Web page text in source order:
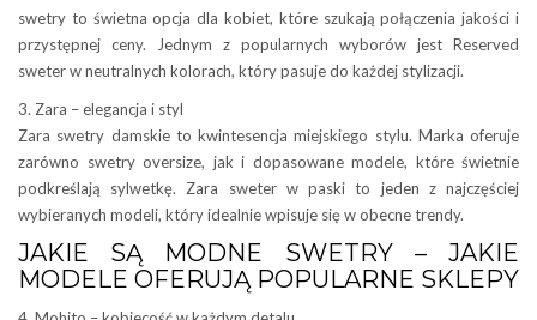
swetry to świetna opcja dla kobiet, które szukają połączenia jakości i
przystępnej ceny. Jednym z popularnych wyborów jest Reserved
sweter w neutralnych kolorach, który pasuje do każdej stylizacji.
3. Zara – elegancja i styl
Zara swetry damskie to kwintesencja miejskiego stylu. Marka oferuje
zarówno swetry oversize, jak i dopasowane modele, które świetnie
podkreślają sylwetkę. Zara sweter w paski to jeden z najczęściej
wybieranych modeli, który idealnie wpisuje się w obecne trendy.
JAKIE SĄ MODNE SWETRY – JAKIE
MODELE OFERUJĄ POPULARNE SKLEPY